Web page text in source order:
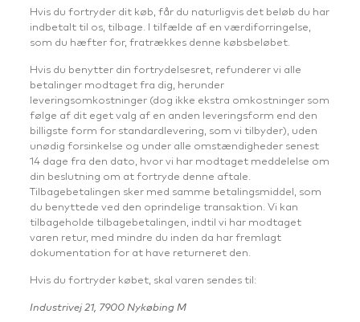
Hvis du fortryder dit køb, får du naturligvis det beløb du har
indbetalt til os, tilbage. I tilfælde af en værdiforringelse,
som du hæfter for, fratrækkes denne købsbeløbet.
Hvis du benytter din fortrydelsesret, refunderer vi alle
betalinger modtaget fra dig, herunder
leveringsomkostninger (dog ikke ekstra omkostninger som
følge af dit eget valg af en anden leveringsform end den
billigste form for standardlevering, som vi tilbyder), uden
unødig forsinkelse og under alle omstændigheder senest
14 dage fra den dato, hvor vi har modtaget meddelelse om
din beslutning om at fortryde denne aftale.
Tilbagebetalingen sker med samme betalingsmiddel, som
du benyttede ved den oprindelige transaktion. Vi kan
tilbageholde tilbagebetalingen, indtil vi har modtaget
varen retur, med mindre du inden da har fremlagt
dokumentation for at have returneret den.
Hvis du fortryder købet, skal varen sendes til:
Industrivej 21, 7900 Nykøbing M